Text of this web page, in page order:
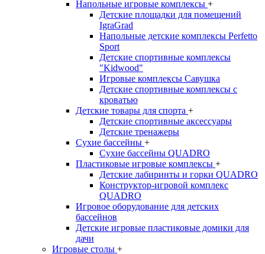
Напольные игровые комплексы +
Детские площадки для помещений
IgraGrad
Напольные детские комплексы Perfetto
Sport
Детские спортивные комплексы
"Kidwood"
Игровые комплексы Савушка
Детские спортивные комплексы с
кроватью
Детские товары для спорта +
Детские спортивные aксессуары
Детские тренажеры
Сухие бассейны +
Сухие бассейны QUADRO
Пластиковые игровые комплексы +
Детские лабиринты и горки QUADRO
Конструктор-игровой комплекс
QUADRO
Игровое оборудование для детских
бассейнов
Детские игровые пластиковые домики для
дачи
Игровые столы +